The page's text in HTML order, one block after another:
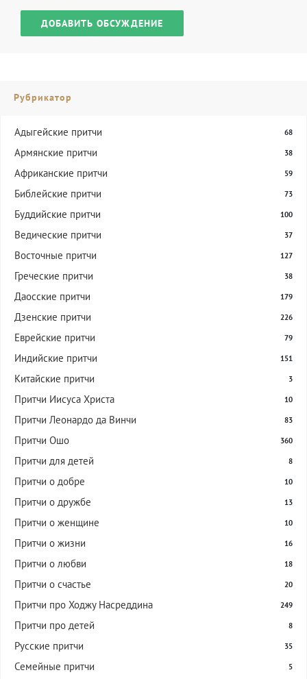
ДОБАВИТЬ ОБСУЖДЕНИЕ
Рубрикатор
Адыгейские притчи 68
Армянские притчи 38
Африканские притчи 59
Библейские притчи 73
Буддийские притчи 100
Ведические притчи 37
Восточные притчи 127
Греческие притчи 38
Даосские притчи 179
Дзенские притчи 226
Еврейские притчи 79
Индийские притчи 151
Китайские притчи 3
Притчи Иисуса Христа 10
Притчи Леонардо да Винчи 83
Притчи Ошо 360
Притчи для детей 8
Притчи о добре 10
Притчи о дружбе 13
Притчи о женщине 10
Притчи о жизни 16
Притчи о любви 18
Притчи о счастье 20
Притчи про Ходжу Насреддина 249
Притчи про детей 8
Русские притчи 35
Семейные притчи 5